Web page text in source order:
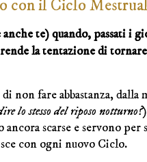
con il Ciclo
te) quando, passati i
la tentazione di
non fare abbastanza,
lo stesso del riposo notturno?)
ancora scarse e servono
con ogni nuovo Ciclo.